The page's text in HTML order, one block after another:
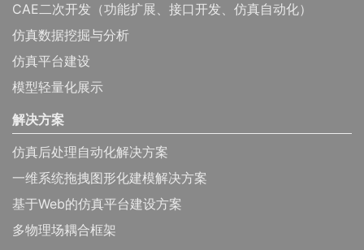
CAE二次开发（功能扩展、接口开发、仿真自动化）
仿真数据挖掘与分析
仿真平台建设
模型轻量化展示
解决方案
仿真后处理自动化解决方案
一维系统拖拽图形化建模解决方案
基于Web的仿真平台建设方案
多物理场耦合框架